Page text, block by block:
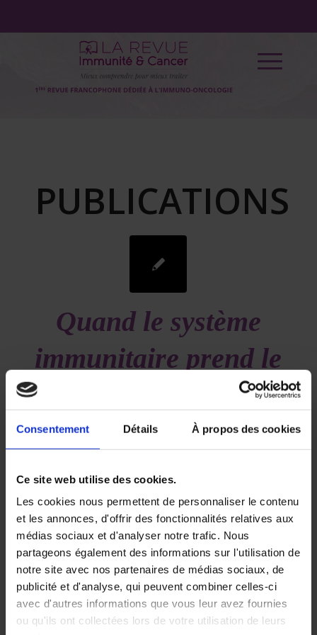
Consentement Détails À propos des cookies
Ce site web utilise des cookies.
Les cookies nous permettent de personnaliser le contenu
et les annonces, d'offrir des fonctionnalités relatives aux
médias sociaux et d'analyser notre trafic. Nous
partageons également des informations sur l'utilisation de
notre site avec nos partenaires de médias sociaux, de
publicité et d'analyse, qui peuvent combiner celles-ci
avec d'autres informations que vous leur avez fournies
ou qu'ils ont collectées lors de votre utilisation de leurs
PUBLICATIONS
Quand le système
immunitaire prend le
immunothérapie,
DRESS syndrome et
cancer du sein
triple-négatif
21 octobre 2019 / dansVolume 3 - Numéro 3 / par
Deborah SYLVAN
Le cancer du sein triple-négatif est un groupe